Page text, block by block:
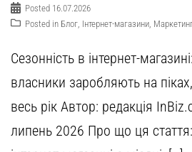
Posted 16.07.2026
Posted in Блог Інтернет-магазини
Сезонність в інтернет-
власники заробляють на
весь рік Автор: редакція
липень 2026 Про що ця